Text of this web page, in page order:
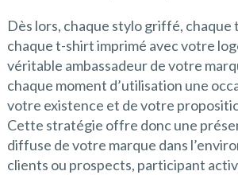
Dès lors, chaque stylo griffé, chaque
chaque t-shirt imprimé avec votre
véritable ambassadeur de votre
chaque moment d’utilisation une
votre existence et de votre
Cette stratégie offre donc une
diffuse de votre marque dans
clients ou prospects, participant